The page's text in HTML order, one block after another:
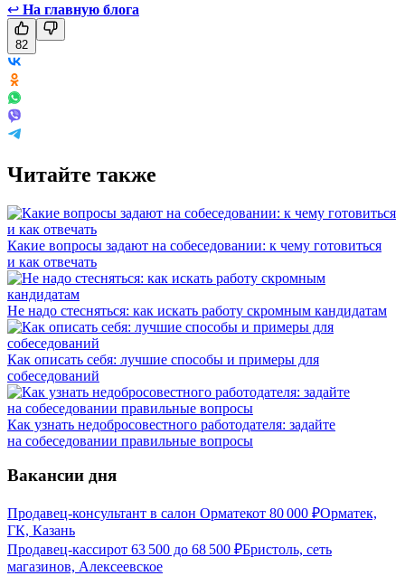
↩ На главную блога
82
Читайте также
Какие вопросы задают на собеседовании: к чему готовиться
и как отвечать
Не надо стесняться: как искать работу скромным кандидатам
Как описать себя: лучшие способы и примеры для
собеседований
Как узнать недобросовестного работодателя: задайте
на собеседовании правильные вопросы
Вакансии дня
Продавец-консультант в салон Орматекот 80 000 ₽Орматек,
ГК, Казань
Продавец-кассирот 63 500 до 68 500 ₽Бристоль, сеть
магазинов, Алексеевское